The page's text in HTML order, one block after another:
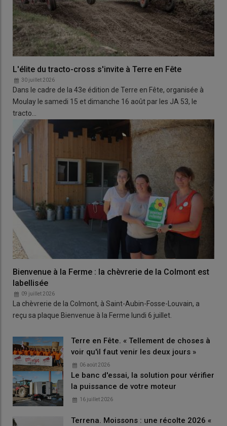
L'élite du tracto-cross s'invite à Terre en Fête
30 juillet 2026
Dans le cadre de la 43e édition de Terre en Fête, organisée à
Moulay le samedi 15 et dimanche 16 août par les JA 53, le
tracto…
Bienvenue à la Ferme : la chèvrerie de la Colmont est
labellisée
09 juillet 2026
La chèvrerie de la Colmont, à Saint-Aubin-Fosse-Louvain, a
reçu sa plaque Bienvenue à la Ferme lundi 6 juillet.
Terre en Fête. « Tellement de choses à
voir qu'il faut venir les deux jours »
06 août 2026
Le banc d'essai, la solution pour vérifier
la puissance de votre moteur
16 juillet 2026
Terrena. Moissons : une récolte 2026 «